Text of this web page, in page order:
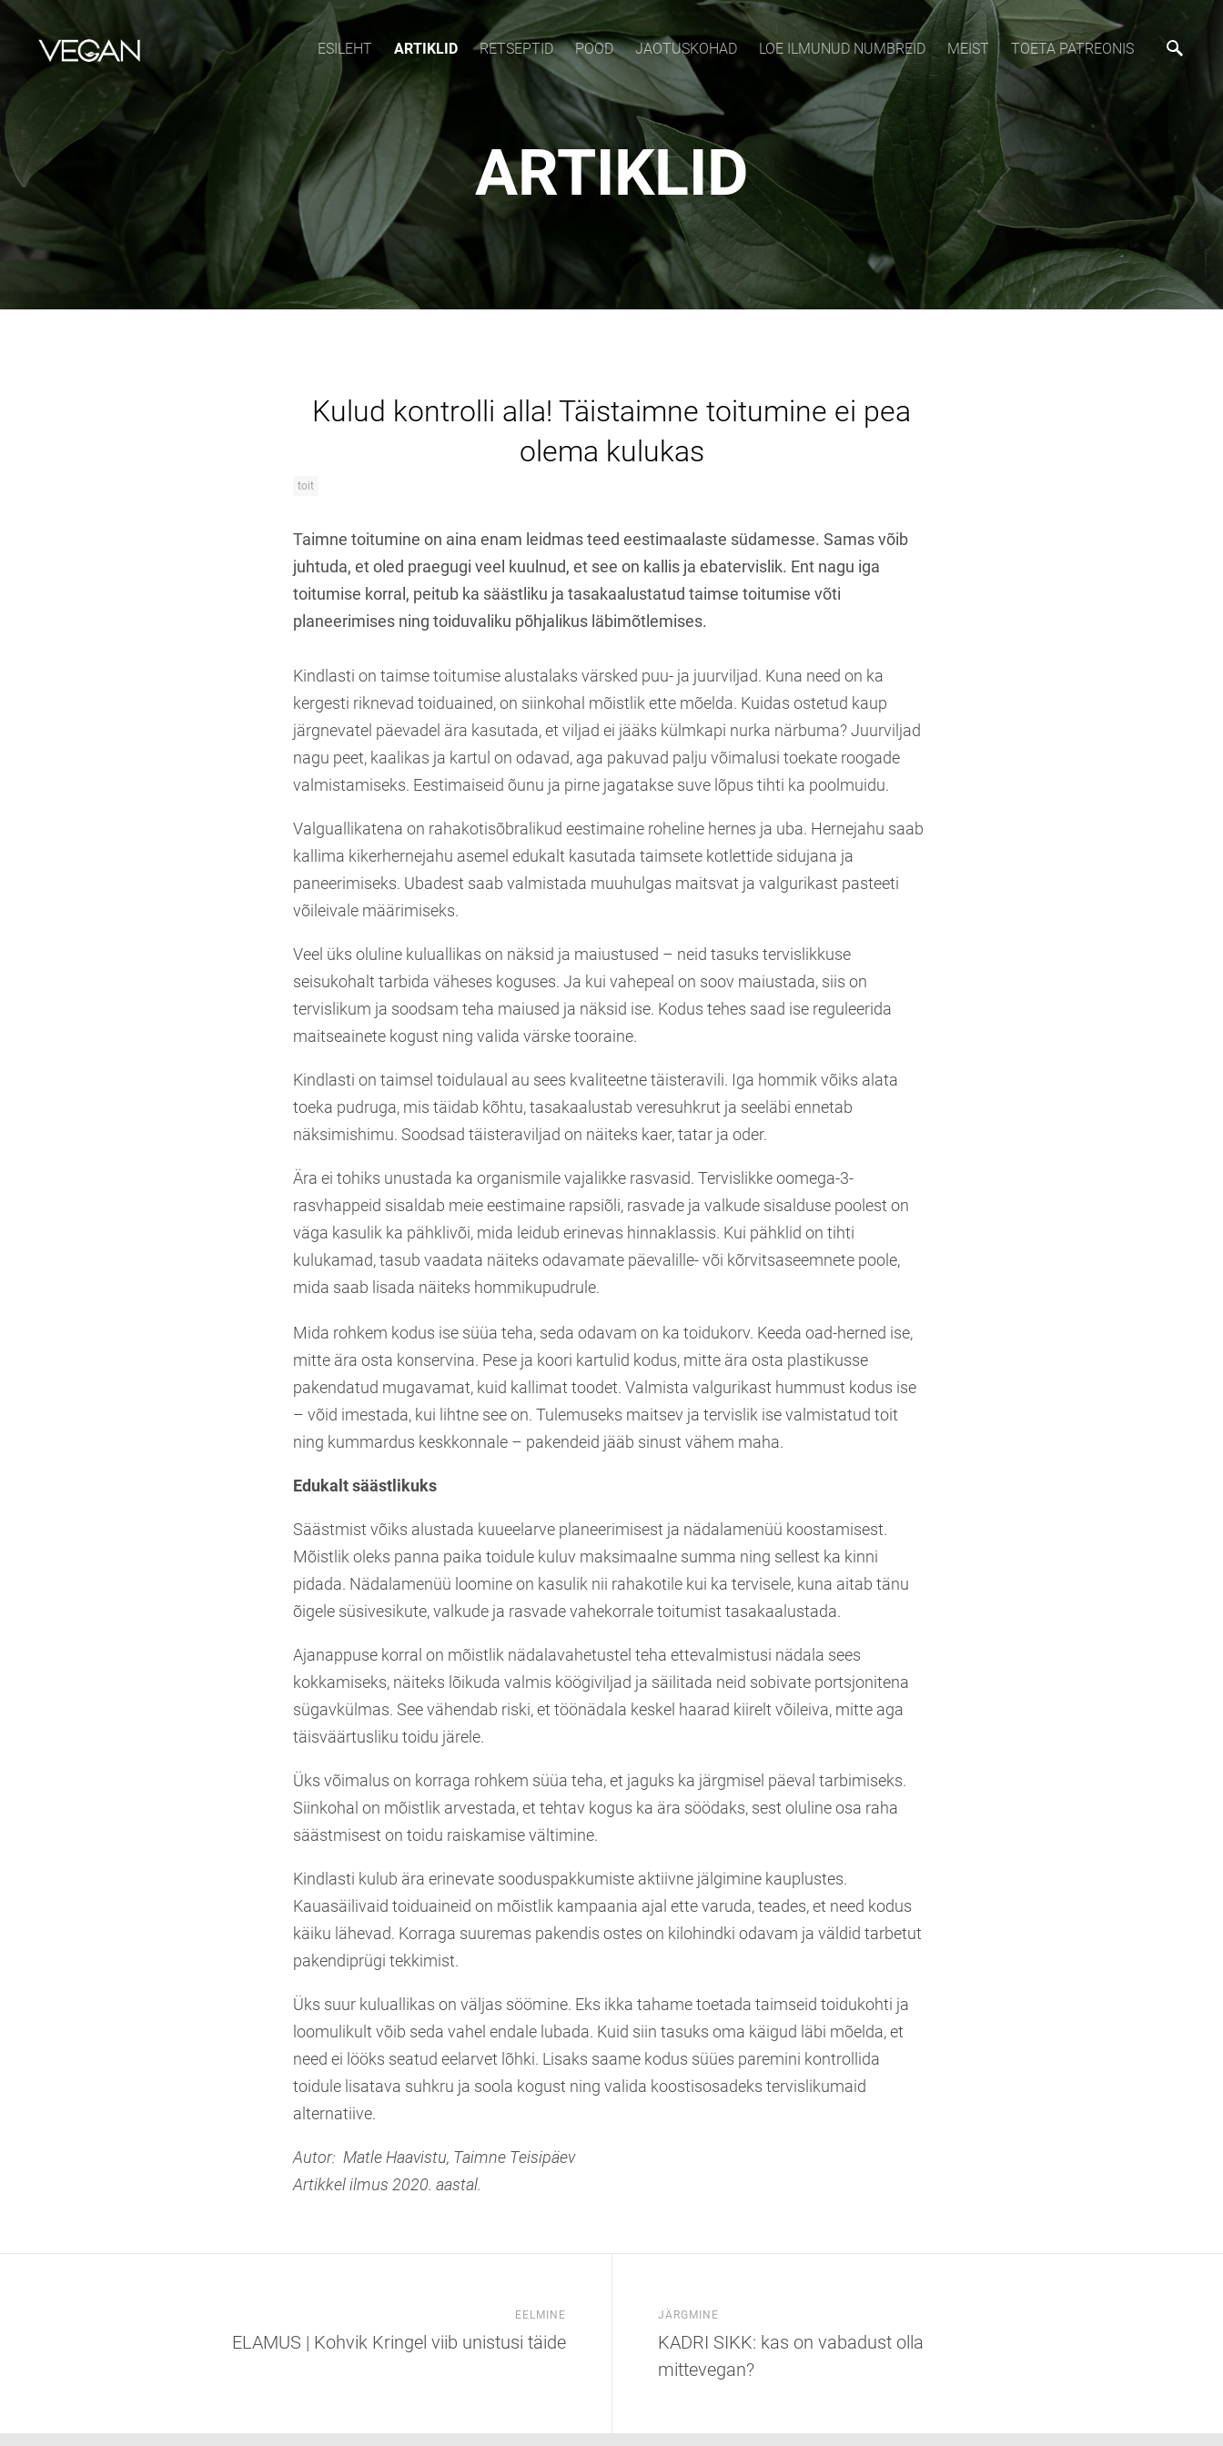
ESILEHT ARTIKLID RETSEPTID POOD JAOTUSKOHAD LOE ILMUNUD NUMBREID MEIST TOETA PATREONIS
ARTIKLID
Kulud kontrolli alla! Täistaimne toitumine ei pea
olema kulukas
toit
Taimne toitumine on aina enam leidmas teed eestimaalaste südamesse. Samas võib
juhtuda, et oled praegugi veel kuulnud, et see on kallis ja ebatervislik. Ent nagu iga
toitumise korral, peitub ka säästliku ja tasakaalustatud taimse toitumise võti
planeerimises ning toiduvaliku põhjalikus läbimõtlemises.
Kindlasti on taimse toitumise alustalaks värsked puu- ja juurviljad. Kuna need on ka
kergesti riknevad toiduained, on siinkohal mõistlik ette mõelda. Kuidas ostetud kaup
järgnevatel päevadel ära kasutada, et viljad ei jääks külmkapi nurka närbuma? Juurviljad
nagu peet, kaalikas ja kartul on odavad, aga pakuvad palju võimalusi toekate roogade
valmistamiseks. Eestimaiseid õunu ja pirne jagatakse suve lõpus tihti ka poolmuidu.
Valguallikatena on rahakotisõbralikud eestimaine roheline hernes ja uba. Hernejahu saab
kallima kikerhernejahu asemel edukalt kasutada taimsete kotlettide sidujana ja
paneerimiseks. Ubadest saab valmistada muuhulgas maitsvat ja valgurikast pasteeti
võileivale määrimiseks.
Veel üks oluline kuluallikas on näksid ja maiustused – neid tasuks tervislikkuse
seisukohalt tarbida väheses koguses. Ja kui vahepeal on soov maiustada, siis on
tervislikum ja soodsam teha maiused ja näksid ise. Kodus tehes saad ise reguleerida
maitseainete kogust ning valida värske tooraine.
Kindlasti on taimsel toidulaual au sees kvaliteetne täisteravili. Iga hommik võiks alata
toeka pudruga, mis täidab kõhtu, tasakaalustab veresuhkrut ja seeläbi ennetab
näksimishimu. Soodsad täisteraviljad on näiteks kaer, tatar ja oder.
Ära ei tohiks unustada ka organismile vajalikke rasvasid. Tervislikke oomega-3-
rasvhappeid sisaldab meie eestimaine rapsiõli, rasvade ja valkude sisalduse poolest on
väga kasulik ka pähklivõi, mida leidub erinevas hinnaklassis. Kui pähklid on tihti
kulukamad, tasub vaadata näiteks odavamate päevalille- või kõrvitsaseemnete poole,
mida saab lisada näiteks hommikupudrule.
Mida rohkem kodus ise süüa teha, seda odavam on ka toidukorv. Keeda oad-herned ise,
mitte ära osta konservina. Pese ja koori kartulid kodus, mitte ära osta plastikusse
pakendatud mugavamat, kuid kallimat toodet. Valmista valgurikast hummust kodus ise
– võid imestada, kui lihtne see on. Tulemuseks maitsev ja tervislik ise valmistatud toit
ning kummardus keskkonnale – pakendeid jääb sinust vähem maha.
Edukalt säästlikuks
Säästmist võiks alustada kuueelarve planeerimisest ja nädalamenüü koostamisest.
Mõistlik oleks panna paika toidule kuluv maksimaalne summa ning sellest ka kinni
pidada. Nädalamenüü loomine on kasulik nii rahakotile kui ka tervisele, kuna aitab tänu
õigele süsivesikute, valkude ja rasvade vahekorrale toitumist tasakaalustada.
Ajanappuse korral on mõistlik nädalavahetustel teha ettevalmistusi nädala sees
kokkamiseks, näiteks lõikuda valmis köögiviljad ja säilitada neid sobivate portsjonitena
sügavkülmas. See vähendab riski, et töönädala keskel haarad kiirelt võileiva, mitte aga
täisväärtusliku toidu järele.
Üks võimalus on korraga rohkem süüa teha, et jaguks ka järgmisel päeval tarbimiseks.
Siinkohal on mõistlik arvestada, et tehtav kogus ka ära söödaks, sest oluline osa raha
säästmisest on toidu raiskamise vältimine.
Kindlasti kulub ära erinevate sooduspakkumiste aktiivne jälgimine kauplustes.
Kauasäilivaid toiduaineid on mõistlik kampaania ajal ette varuda, teades, et need kodus
käiku lähevad. Korraga suuremas pakendis ostes on kilohindki odavam ja väldid tarbetut
pakendiprügi tekkimist.
Üks suur kuluallikas on väljas söömine. Eks ikka tahame toetada taimseid toidukohti ja
loomulikult võib seda vahel endale lubada. Kuid siin tasuks oma käigud läbi mõelda, et
need ei lööks seatud eelarvet lõhki. Lisaks saame kodus süües paremini kontrollida
toidule lisatava suhkru ja soola kogust ning valida koostisosadeks tervislikumaid
alternatiive.
Autor: Matle Haavistu, Taimne Teisipäev
Artikkel ilmus 2020. aastal.
EELMINE
ELAMUS | Kohvik Kringel viib unistusi täide
JÄRGMINE
KADRI SIKK: kas on vabadust olla
mittevegan?